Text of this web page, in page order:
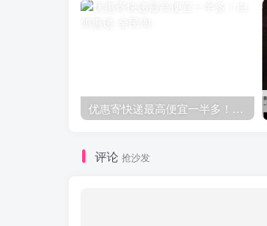
优惠寄快递最高便宜一半多！白鸽惠递
评论 抢沙发